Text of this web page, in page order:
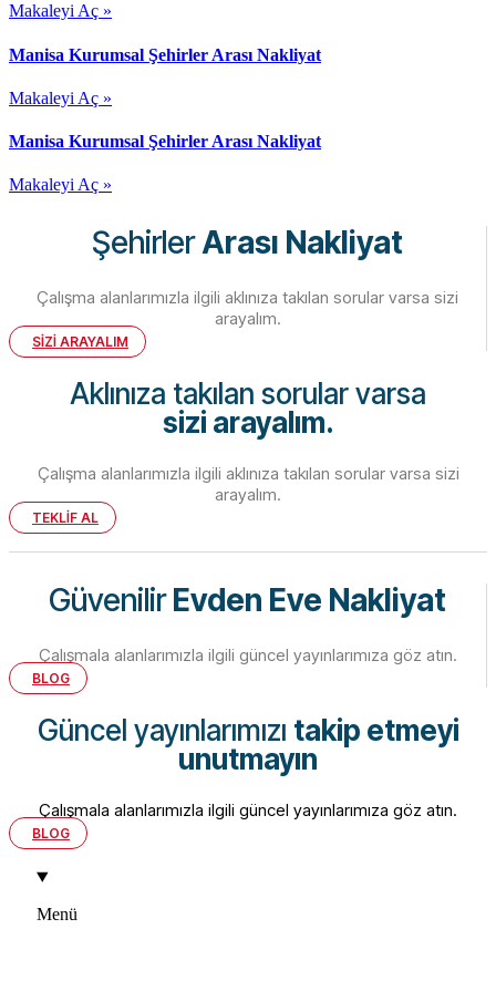
Makaleyi Aç »
Manisa Kurumsal Şehirler Arası Nakliyat
Makaleyi Aç »
Manisa Kurumsal Şehirler Arası Nakliyat
Makaleyi Aç »
ŞehirlerArası Nakliyat
Çalışma alanlarımızla ilgili aklınıza takılan sorular varsa sizi
arayalım.
SİZİ ARAYALIM
Aklınıza takılan sorular varsa
sizi arayalım.
Çalışma alanlarımızla ilgili aklınıza takılan sorular varsa sizi
arayalım.
TEKLİF AL
GüvenilirEvden Eve Nakliyat
Çalışmala alanlarımızla ilgili güncel yayınlarımıza göz atın.
BLOG
Güncel yayınlarımızı takip etmeyi
unutmayın
Çalışmala alanlarımızla ilgili güncel yayınlarımıza göz atın.
BLOG
Menü